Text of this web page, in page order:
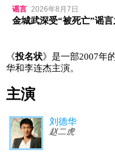
谣言 2026年8月7日
金城武深受“被死亡”谣
《投名状》是一部2007年
华和李连杰主演。
主演
刘德华
赵二虎